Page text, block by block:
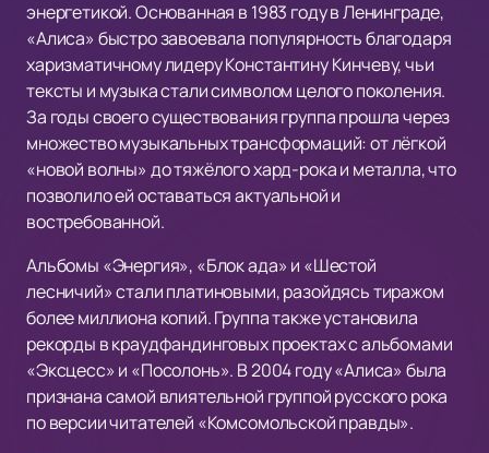
энергетикой. Основанная в 1983 году в Ленинграде,
«Алиса» быстро завоевала популярность благодаря
харизматичному лидеру Константину Кинчеву, чьи
тексты и музыка стали символом целого поколения.
За годы своего существования группа прошла через
множество музыкальных трансформаций: от лёгкой
«новой волны» до тяжёлого хард-рока и металла, что
позволило ей оставаться актуальной и
востребованной.
Альбомы «Энергия», «Блок ада» и «Шестой
лесничий» стали платиновыми, разойдясь тиражом
более миллиона копий. Группа также установила
рекорды в краудфандинговых проектах с альбомами
«Эксцесс» и «Посолонь». В 2004 году «Алиса» была
признана самой влиятельной группой русского рока
по версии читателей «Комсомольской правды».